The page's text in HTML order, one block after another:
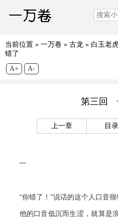
当前位置 » 一万卷 » 古龙 » 白玉老
错了
A+
A-
第三回
上一章 目录
一
“你错了！”说话的这个人口音很
他的口音低沉而生涩，就算是浪